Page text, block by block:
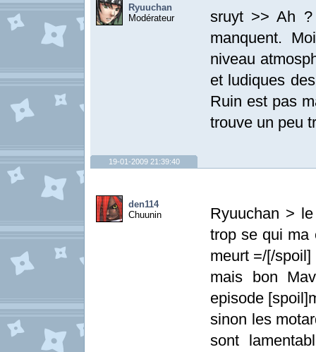
Ryuuchan
Modérateur
sruyt >> Ah
manquent.
niveau
et ludiques
Ruin est pas
trouve un peu
19-01-2009 21:39:40
den114
Chuunin
Ryuuchan >
trop se qui ma
meurt =/[/spoil]
mais bon
episode
sinon les
sont